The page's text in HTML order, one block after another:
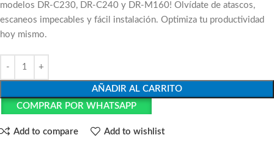
modelos DR-C230, DR-C240 y DR-M160! Olvídate de atascos,
escaneos impecables y fácil instalación. Optimiza tu productividad
hoy mismo.
AÑADIR AL CARRITO
COMPRAR POR WHATSAPP
Add to compare Add to wishlist